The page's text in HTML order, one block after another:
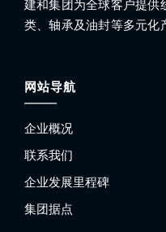
建和集团为全球客户提供
类、轴承及油封等多元化
网站导航
企业概况
联系我们
企业发展里程碑
集团据点